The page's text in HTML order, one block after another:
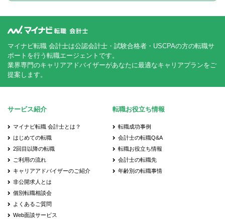
マイナビ転職 会計士は公認会計士・試験合格者・USCPAの方の転職サ
ポートを行う転職エージェントです。
業界専門のキャリアアドバイザーがあなたに最適なキャリアプランをご
提案します。
サービス紹介
マイナビ転職 会計士とは？
はじめての転職
2回目以降の転職
ご利用の流れ
キャリアアドバイザーのご紹介
非公開求人とは
個別転職相談会
よくあるご質問
Web面談サービス
転職お役立ち情報
転職成功事例
会計士の転職Q&A
転職お役立ち情報
会計士の転職先
年齢別の転職事情